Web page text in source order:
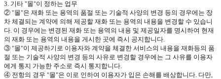
3. 기타 "몰"이 정하는 업무
② "몰"은 재화 또는 용역의 품절 또는 기술적 사양의 변경 등의 경우에는 장
차 체결되는 계약에 의해 제공할 재화 또는 용역의 내용을 변경할 수 있습니
다 이 경우에는 변경된 재화 또는 용역의 내용 및 제공일자를 명시하여 현재
의 재화 또는 용역의 내용을 게시한 곳에 즉시 공지합니다
③ "몰"이 제공하기로 이용자와 계약을 체결한 서비스의 내용을 재화등의 품
절 또는 기술적 사양의 변경 등의 사유로 변경할 경우에는 그 사유를 이용자
에게 통지 가능한 주소로 즉시 통지합니다
④ 전항의 경우 "몰"은 이로 인하여 이용자가 입은 손해를 배상합니다 다만